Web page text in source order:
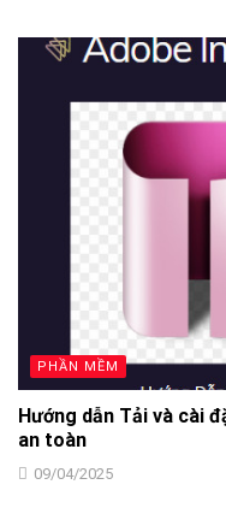
PHẦN MỀM
Hướng dẫn Tải và cài
an toàn
09/04/2025